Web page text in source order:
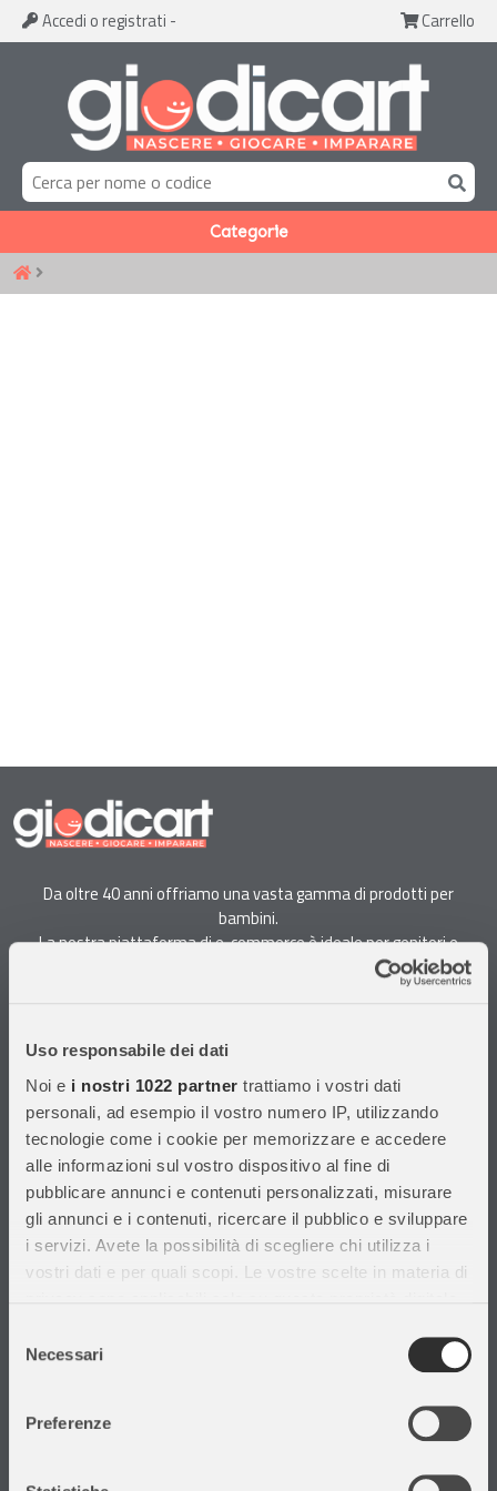
Uso responsabile dei dati
Noi e i nostri 1022 partner trattiamo i vostri dati
personali, ad esempio il vostro numero IP, utilizzando
tecnologie come i cookie per memorizzare e accedere
alle informazioni sul vostro dispositivo al fine di
pubblicare annunci e contenuti personalizzati, misurare
gli annunci e i contenuti, ricercare il pubblico e sviluppare
i servizi. Avete la possibilità di scegliere chi utilizza i
vostri dati e per quali scopi. Le vostre scelte in materia di
modificare o revocare il proprio consenso in qualsiasi
momento dalla Dichiarazione sui cookie o facendo clic
delNecessari
Preferenze
Accedi o registrati - Carrello
Categorie
Da oltre 40 anni offriamo una vasta gamma di prodotti per
bambini.
La nostra piattaforma di e-commerce è ideale per genitori e
specialisti alla ricerca di giocattoli, articoli per l'infanzia, cancelleria e
soddisfare le esigenze dei clienti.
Informazioni
Assistenza Clienti
Chi siamo
Privacy Policy
Cataloghi
Volantini